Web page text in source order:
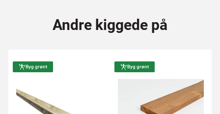
Andre kiggede på
Byg grønt Byg grønt